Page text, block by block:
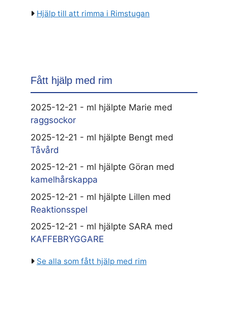
Hjälp till att rimma i Rimstugan
Fått hjälp med rim
2025-12-21 - ml hjälpte Marie med
raggsockor
2025-12-21 - ml hjälpte Bengt med
Tåvård
2025-12-21 - ml hjälpte Göran med
kamelhårskappa
2025-12-21 - ml hjälpte Lillen med
Reaktionsspel
2025-12-21 - ml hjälpte SARA med
KAFFEBRYGGARE
Se alla som fått hjälp med rim